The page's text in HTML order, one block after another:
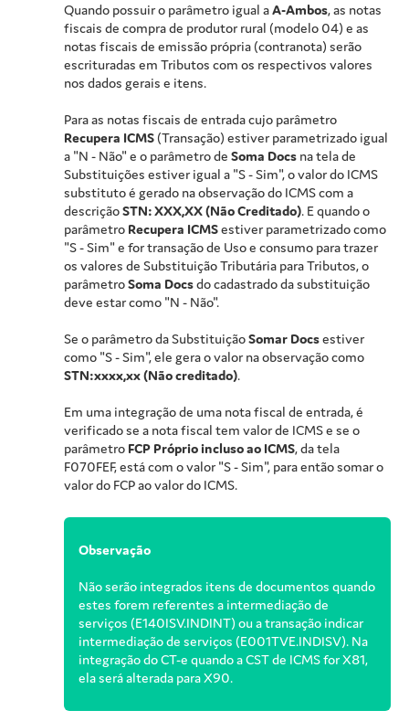
Quando possuir o parâmetro igual aA-Ambos, as notas
fiscais de compra de produtor rural (modelo 04) e as
notas fiscais de emissão própria (contranota) serão
escrituradas em Tributos com os respectivos valores
nos dados gerais e itens.
Para as notas fiscais de entrada cujo parâmetro
Recupera ICMS (Transação) estiver parametrizado igual
a "N - Não" e o parâmetro de Soma Docs na tela de
Substituições estiver igual a "S - Sim", o valor do ICMS
substituto é gerado na observação do ICMS com a
descriçãoSTN: XXX,XX (Não Creditado). E quando o
parâmetro Recupera ICMSestiver parametrizado como
"S - Sim" e for transação de Uso e consumo para trazer
os valores de Substituição Tributária para Tributos, o
parâmetroSoma Docsdo cadastrado da substituição
deve estar como "N - Não".
Se o parâmetro da SubstituiçãoSomar Docsestiver
como "S - Sim", ele gera o valor na observação como
STN:xxxx,xx (Não creditado).
Em uma integração de uma nota fiscal de entrada, é
verificado se a nota fiscal tem valor de ICMS e se o
parâmetro FCP Próprio incluso ao ICMS, da tela
F070FEF, está com o valor "S - Sim", para então somar o
valor do FCP ao valor do ICMS.
Observação
Não serão integrados itens de documentos quando
estes forem referentes a intermediação de
serviços (E140ISV.INDINT) ou a transação indicar
intermediação de serviços (E001TVE.INDISV). Na
integração do CT-e quando a CST de ICMS for X81,
ela será alterada para X90.